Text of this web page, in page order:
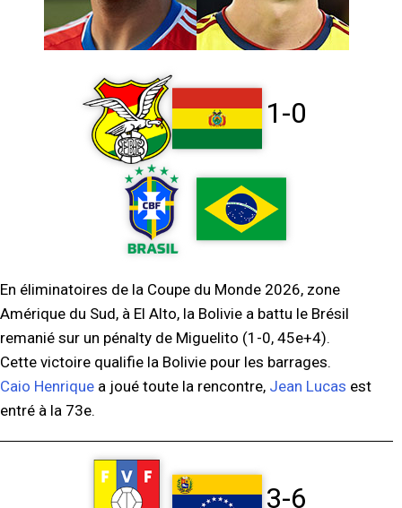
1-0
En éliminatoires de la Coupe du Monde 2026, zone
Amérique du Sud, à El Alto, la Bolivie a battu le Brésil
remanié sur un pénalty de Miguelito (1-0, 45e+4).
Cette victoire qualifie la Bolivie pour les barrages.
Caio Henrique a joué toute la rencontre, Jean Lucas est
entré à la 73e.
3-6